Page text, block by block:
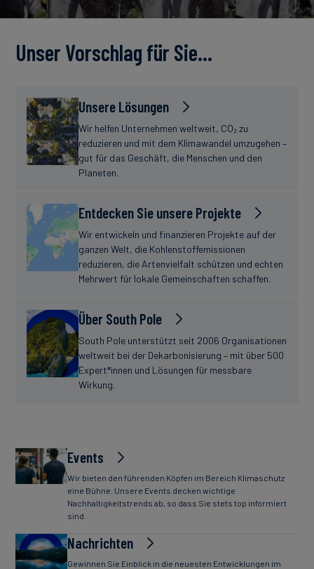
Unser Vorschlag für Sie…
Unsere Lösungen
Wir helfen Unternehmen weltweit, CO₂ zu
reduzieren und mit dem Klimawandel umzugehen –
gut für das Geschäft, die Menschen und den
Planeten.
Entdecken Sie unsere Projekte
Wir entwickeln und finanzieren Projekte auf der
ganzen Welt, die Kohlenstoffemissionen
reduzieren, die Artenvielfalt schützen und echten
Mehrwert für lokale Gemeinschaften schaffen.
Über South Pole
South Pole unterstützt seit 2006 Organisationen
weltweit bei der Dekarbonisierung – mit über 500
Expert*innen und Lösungen für messbare
Wirkung.
Events
Wir bieten den führenden Köpfen im Bereich Klimaschutz
eine Bühne. Unsere Events decken wichtige
Nachhaltigkeitstrends ab, so dass Sie stets top informiert
sind.
Nachrichten
Gewinnen Sie Einblick in die neuesten Entwicklungen im